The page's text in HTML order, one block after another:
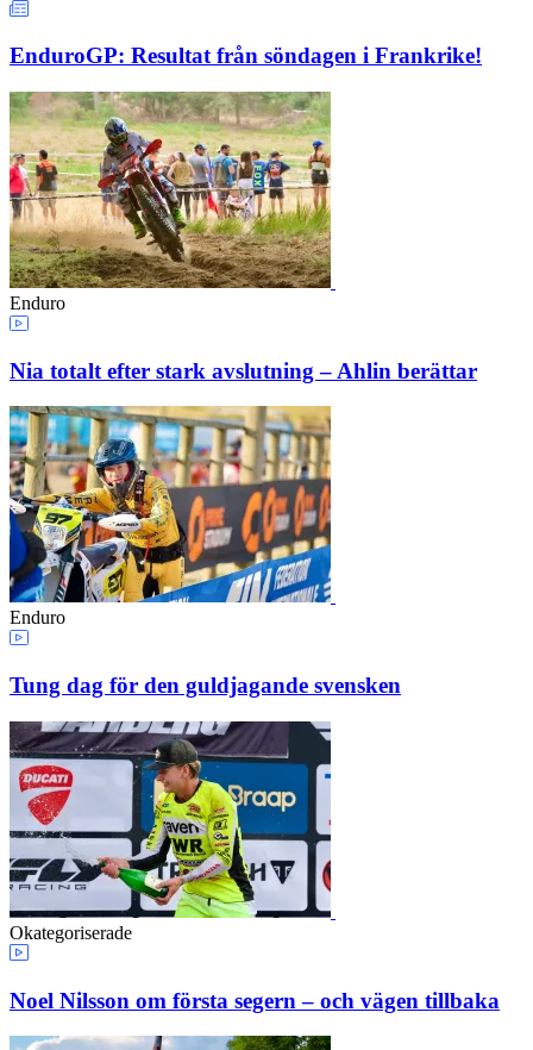
EnduroGP: Resultat från söndagen i Frankrike!
Enduro
Nia totalt efter stark avslutning – Ahlin berättar
Enduro
Tung dag för den guldjagande svensken
Okategoriserade
Noel Nilsson om första segern – och vägen tillbaka